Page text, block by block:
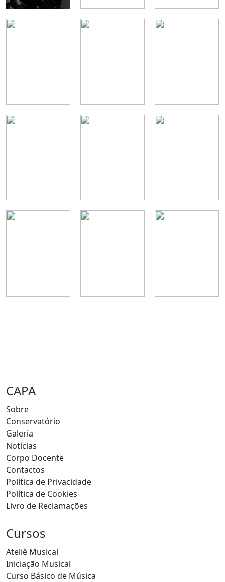
CAPA
Sobre
Conservatório
Galeria
Notícias
Corpo Docente
Contactos
Política de Privacidade
Política de Cookies
Livro de Reclamações
Cursos
Ateliê Musical
Iniciação Musical
Curso Básico de Música